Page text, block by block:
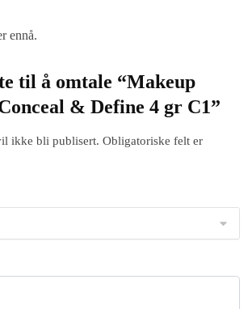
ennå.
til å omtale “Makeup
& Define 4 gr C1”
ikke bli publisert. Obligatoriske felt er